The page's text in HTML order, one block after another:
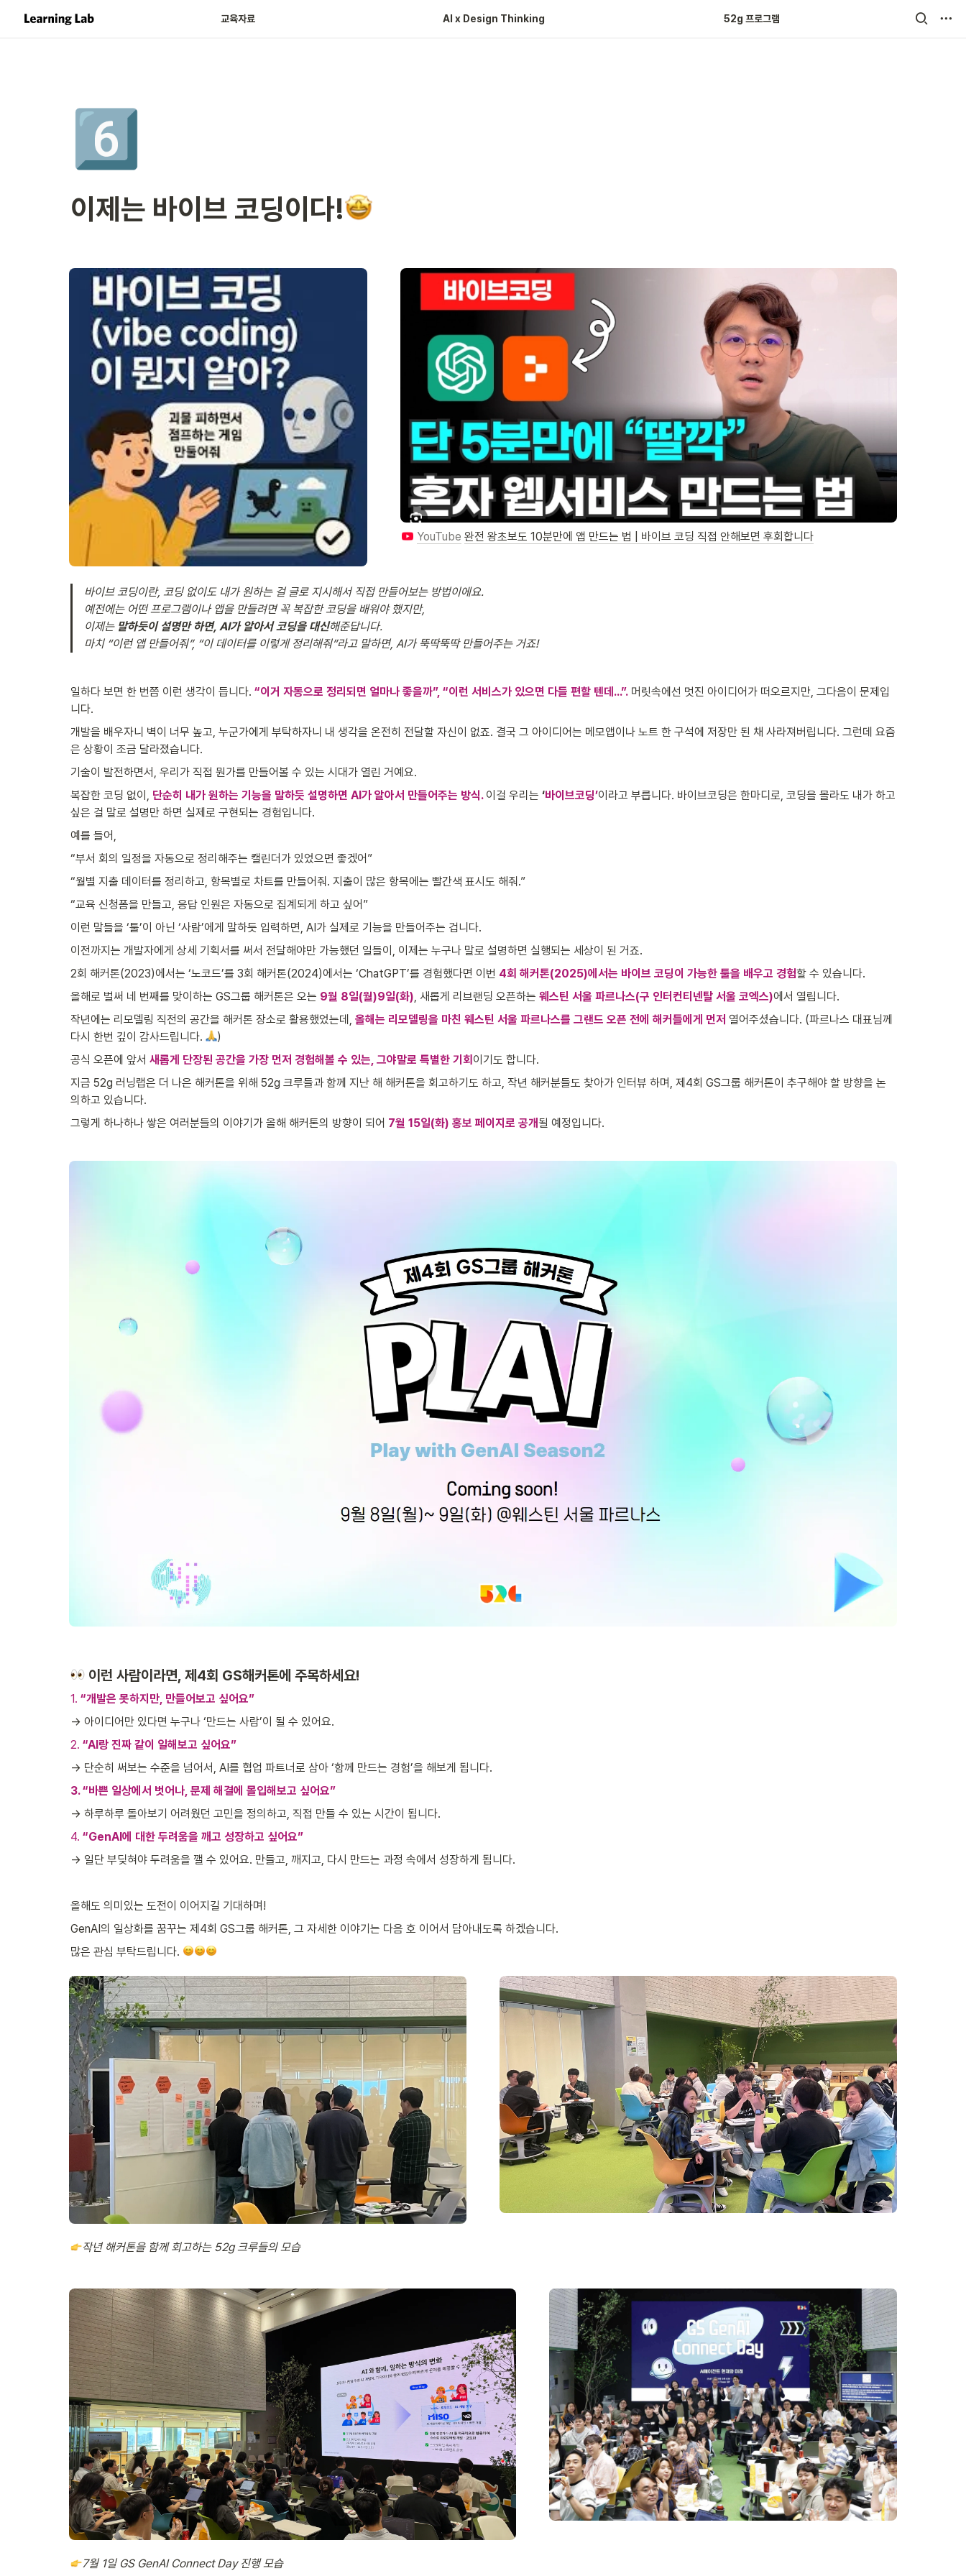
교육자료 AI x Design Thinking 52g 프로그램
52g 크루 튼튼쑥쑥
6️⃣
이제는 바이브 코딩이다!
YouTube 완전 왕초보도 10분만에 앱 만드는 법 | 바이브 코딩 직접 안해보면 후회합니다
바이브 코딩이란, 코딩 없이도 내가 원하는 걸 글로 지시해서 직접 만들어보는 방법이에요.
예전에는 어떤 프로그램이나 앱을 만들려면 꼭 복잡한 코딩을 배워야 했지만,
이제는 말하듯이 설명만 하면, AI가 알아서 코딩을 대신해준답니다.
마치 “이런 앱 만들어줘”, “이 데이터를 이렇게 정리해줘”라고 말하면, AI가 뚝딱뚝딱 만들어주는 거죠!
일하다 보면 한 번쯤 이런 생각이 듭니다. “이거 자동으로 정리되면 얼마나 좋을까”, “이런 서비스가 있으면 다들 편할 텐데…”. 머릿속에선 멋진 아이디어가 떠오르지만, 그다음이 문제입
니다.
개발을 배우자니 벽이 너무 높고, 누군가에게 부탁하자니 내 생각을 온전히 전달할 자신이 없죠. 결국 그 아이디어는 메모앱이나 노트 한 구석에 저장만 된 채 사라져버립니다. 그런데 요즘
은 상황이 조금 달라졌습니다.
기술이 발전하면서, 우리가 직접 뭔가를 만들어볼 수 있는 시대가 열린 거예요.
복잡한 코딩 없이, 단순히 내가 원하는 기능을 말하듯 설명하면 AI가 알아서 만들어주는 방식. 이걸 우리는 ‘바이브코딩’이라고 부릅니다. 바이브코딩은 한마디로, 코딩을 몰라도 내가 하고
싶은 걸 말로 설명만 하면 실제로 구현되는 경험입니다.
예를 들어,
“부서 회의 일정을 자동으로 정리해주는 캘린더가 있었으면 좋겠어”
“월별 지출 데이터를 정리하고, 항목별로 차트를 만들어줘. 지출이 많은 항목에는 빨간색 표시도 해줘.”
“교육 신청폼을 만들고, 응답 인원은 자동으로 집계되게 하고 싶어”
이런 말들을 ‘툴’이 아닌 ‘사람’에게 말하듯 입력하면, AI가 실제로 기능을 만들어주는 겁니다.
이전까지는 개발자에게 상세 기획서를 써서 전달해야만 가능했던 일들이, 이제는 누구나 말로 설명하면 실행되는 세상이 된 거죠.
2회 해커톤(2023)에서는 ‘노코드’를 3회 해커톤(2024)에서는 ‘ChatGPT’를 경험했다면 이번 4회 해커톤(2025)에서는 바이브 코딩이 가능한 툴을 배우고 경험할 수 있습니다.
올해로 벌써 네 번째를 맞이하는 GS그룹 해커톤은 오는 9월 8일(월)9일(화) , 새롭게 리브랜딩 오픈하는 웨스틴 서울 파르나스(구 인터컨티넨탈 서울 코엑스)에서 열립니다.
작년에는 리모델링 직전의 공간을 해커톤 장소로 활용했었는데, 올해는 리모델링을 마친 웨스틴 서울 파르나스를 그랜드 오픈 전에 해커들에게 먼저 열어주셨습니다. (파르나스 대표님께
다시 한번 깊이 감사드립니다.
)
공식 오픈에 앞서 새롭게 단장된 공간을 가장 먼저 경험해볼 수 있는, 그야말로 특별한 기회 이기도 합니다.
지금 52g 러닝랩은 더 나은 해커톤을 위해 52g 크루들과 함께 지난 해 해커톤을 회고하기도 하고, 작년 해커분들도 찾아가 인터뷰 하며, 제4회 GS그룹 해커톤이 추구해야 할 방향을 논
의하고 있습니다.
그렇게 하나하나 쌓은 여러분들의 이야기가 올해 해커톤의 방향이 되어 7월 15일(화) 홍보 페이지로 공개될 예정입니다.
이런 사람이라면, 제4회 GS해커톤에 주목하세요!
1. “개발은 못하지만, 만들어보고 싶어요”
→ 아이디어만 있다면 누구나 ‘만드는 사람’이 될 수 있어요.
2. “AI랑 진짜 같이 일해보고 싶어요”
→ 단순히 써보는 수준을 넘어서, AI를 협업 파트너로 삼아 ‘함께 만드는 경험’을 해보게 됩니다.
3. “바쁜 일상에서 벗어나, 문제 해결에 몰입해보고 싶어요”
→ 하루하루 돌아보기 어려웠던 고민을 정의하고, 직접 만들 수 있는 시간이 됩니다.
4. “GenAI에 대한 두려움을 깨고 성장하고 싶어요”
→ 일단 부딪혀야 두려움을 깰 수 있어요. 만들고, 깨지고, 다시 만드는 과정 속에서 성장하게 됩니다.
올해도 의미있는 도전이 이어지길 기대하며!
GenAI의 일상화를 꿈꾸는 제4회 GS그룹 해커톤, 그 자세한 이야기는 다음 호 이어서 담아내도록 하겠습니다.
많은 관심 부탁드립니다.
작년 해커톤을 함께 회고하는 52g 크루들의 모습
7월 1일 GS GenAI Connect Day 진행 모습